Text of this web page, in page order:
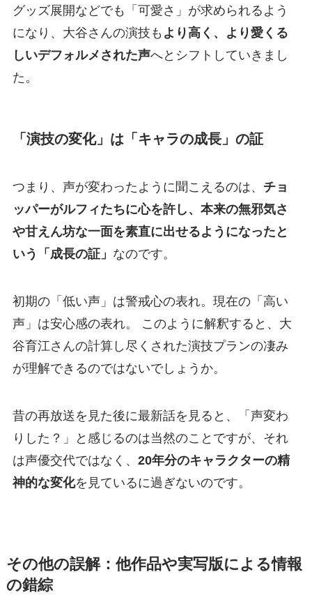
グッズ展開などでも「可愛さ」が求められるよう
になり、大谷さんの演技も より高く、より愛くる
しいデフォルメされた声へとシフトしていきまし
た。
「演技の変化」は「キャラの成長」の証
つまり、声が変わったように聞こえるのは、 チョ
ッパーがルフィたちに心を許し、本来の無邪気さ
や甘えん坊な一面を素直に出せるようになったと
いう「成長の証」 なのです。
初期の「低い声」は警戒心の表れ。現在の「高い
声」は安心感の表れ。 このように解釈すると、大
谷育江さんの計算し尽くされた演技プランの凄み
が理解できるのではないでしょうか。
昔の再放送を見た後に最新話を見ると、「声変わ
りした？」と感じるのは当然のことですが、それ
は声優交代ではなく、 20年分のキャラクターの精
神的な変化を見ているに過ぎないのです。
その他の誤解：他作品や実写版による情報
の錯綜